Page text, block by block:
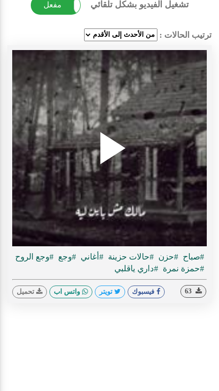
تشغيل الفيديو بشكل تلقائي مفعل غير مفعل
ترتيب الحالات :
Play
#صباح #حزن #حالات حزينة #أغاني #وجع #وجع الروح
#حمزة نمرة #داري ياقلبي
فيسبوك تويتر واتس اب تحميل